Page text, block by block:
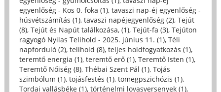
egyenlőség - Kos 0. foka (1), tavaszi nap-éj egyenlőség -
húsvétszámítás (1), tavaszi napéjegyenlőség (2), Tejút
(8), Tejút és Napút találkozása, (1), Tejút-fa (3), Tejúton
ragyogó Nyilas Telihold - 2025. június 11. (1), Téli
napforduló (2), telihold (8), teljes holdfogyatkozás (1),
teremtő energia (1), teremtő erő (1), Teremtő Isten (1),
Teremtő Nőiség (8), Thébai Szent Pál (1), Tojás
szimbólum (1), tojásfestés (1), tömegpszichózis (1),
Tordai vallásbéke (1), történelmi lovasversenyek (1),